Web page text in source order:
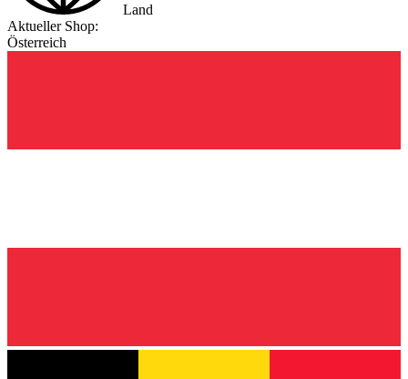
Land
Aktueller Shop:
Österreich